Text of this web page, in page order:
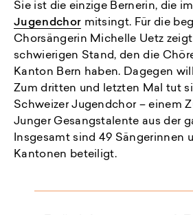
Sie ist die einzige Bernerin, die im
Jugendchor mitsingt. Für die
Chorsängerin Michelle Uetz
schwierigen Stand, den die
Kanton Bern haben. Dagegen
Zum dritten und letzten Mal tut
Schweizer Jugendchor – einem
Junger Gesangstalente aus der
Insgesamt sind 49 Sängerinnen
Kantonen beteiligt.